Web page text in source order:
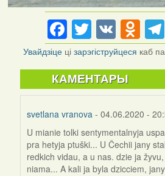
Facebook
Twitter
VK
Увайдзіце цізарэгіструйцеся каб
КАМЕНТАРЫ
svetlana vranova - 04.06.2020 -
U mianie tolki sentymentalnyja
pra hetyja ptuški... U Čechii jany
redkich vidau, a u nas. dzie ja
niama... A kali ja byla dzicciem,